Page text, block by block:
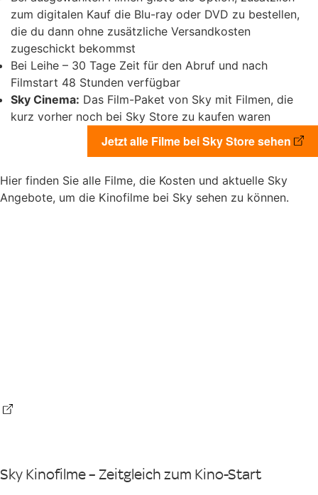
zum digitalen Kauf die Blu-ray oder DVD zu bestellen,
die du dann ohne zusätzliche Versandkosten
zugeschickt bekommst
Bei Leihe – 30 Tage Zeit für den Abruf und nach
Filmstart 48 Stunden verfügbar
Sky Cinema: Das Film-Paket von Sky mit Filmen, die
kurz vorher noch bei Sky Store zu kaufen waren
Jetzt alle Filme bei Sky Store sehen
Hier finden Sie alle Filme, die Kosten und aktuelle Sky
Angebote, um die Kinofilme bei Sky sehen zu können.
Sky Kinofilme – Zeitgleich zum Kino-Start